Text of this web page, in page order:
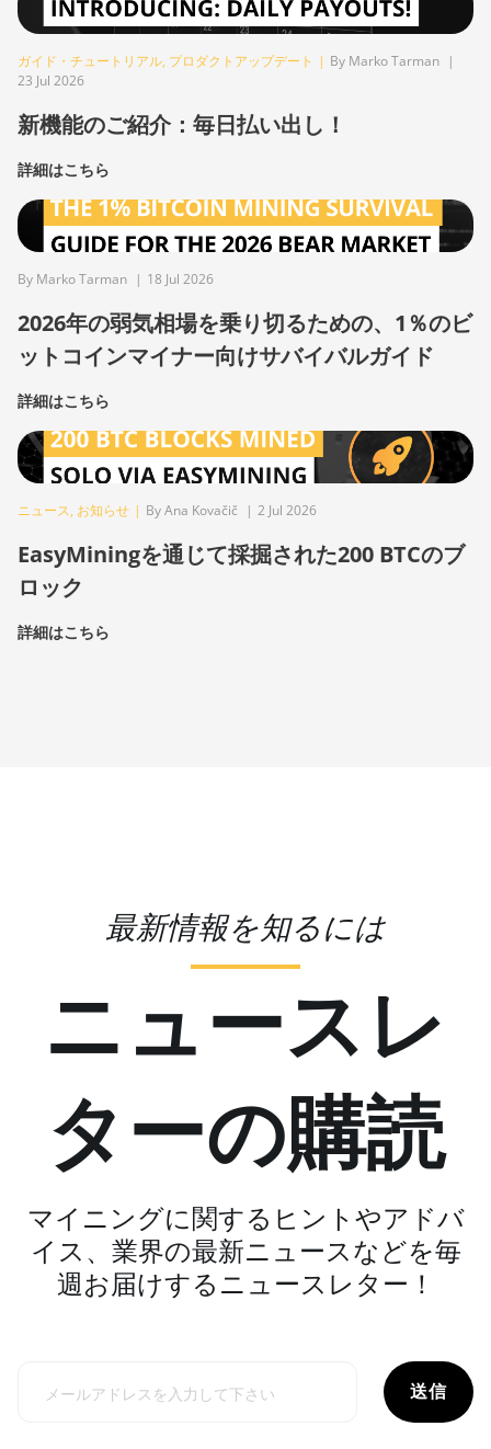
ガイド・チュートリアル, プロダクトアップデート | By Marko Tarman |
23 Jul 2026
新機能のご紹介：毎日払い出し！
詳細はこちら
By Marko Tarman | 18 Jul 2026
2026年の弱気相場を乗り切るための、1％のビ
ットコインマイナー向けサバイバルガイド
詳細はこちら
ニュース, お知らせ | By Ana Kovačič | 2 Jul 2026
EasyMiningを通じて採掘された200 BTCのブ
ロック
詳細はこちら
最新情報を知るには
ニュースレ
ターの購読
マイニングに関するヒントやアドバ
イス、業界の最新ニュースなどを毎
週お届けするニュースレター！
送信